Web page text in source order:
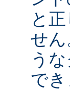
と
せ
う
でき